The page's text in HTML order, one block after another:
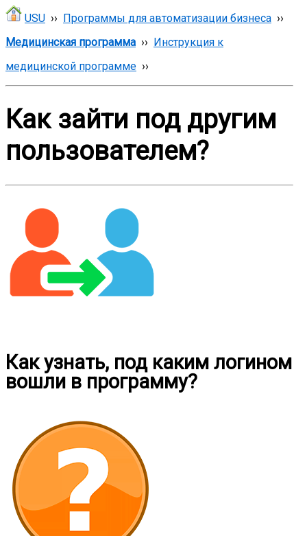
USU ›› Программы для автоматизации бизнеса ››
Медицинская программа ›› Инструкция к
медицинской программе ››
Как зайти под другим
пользователем?
Как узнать, под каким логином
вошли в программу?